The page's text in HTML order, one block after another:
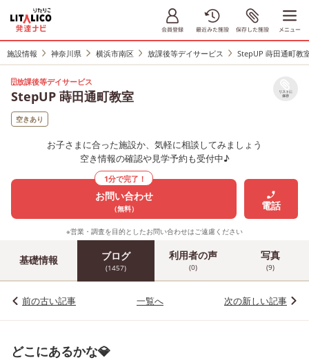
施設情報 神奈川県 横浜市南区 放課後等デイサービス StepUP 蒔田通町教
放課後等デイサービス
StepUP 蒔田通町教室 リストに
保存
空きあり
お子さまに合った施設か、気軽に相談してみましょう
空き情報の確認や見学予約も受付中♪
1分で完了！
お問い合わせ
（無料） 電話
※営業・調査を目的としたお問い合わせはご遠慮ください
基礎情報 ブログ
(1457)
利用者の声
(0)
写真
(9)
前の古い記事 一覧へ 次の新しい記事
どこにあるかな💎